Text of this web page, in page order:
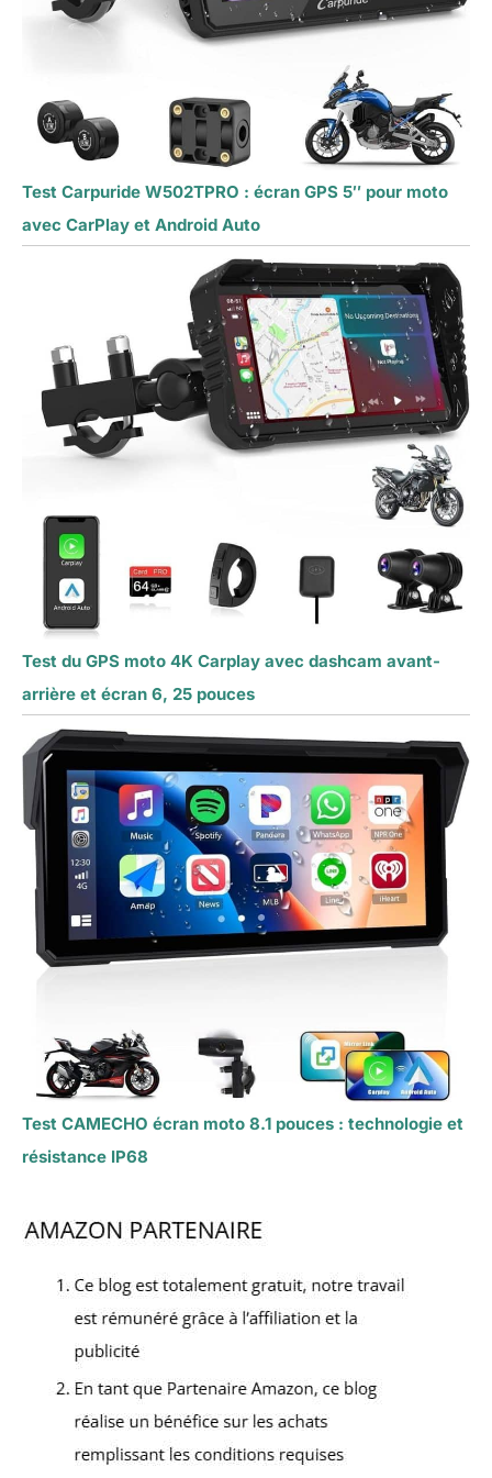
Test Carpuride W502TPRO : écran GPS 5″ pour moto
avec CarPlay et Android Auto
Test du GPS moto 4K Carplay avec dashcam avant-
arrière et écran 6, 25 pouces
Test CAMECHO écran moto 8.1 pouces : technologie et
résistance IP68